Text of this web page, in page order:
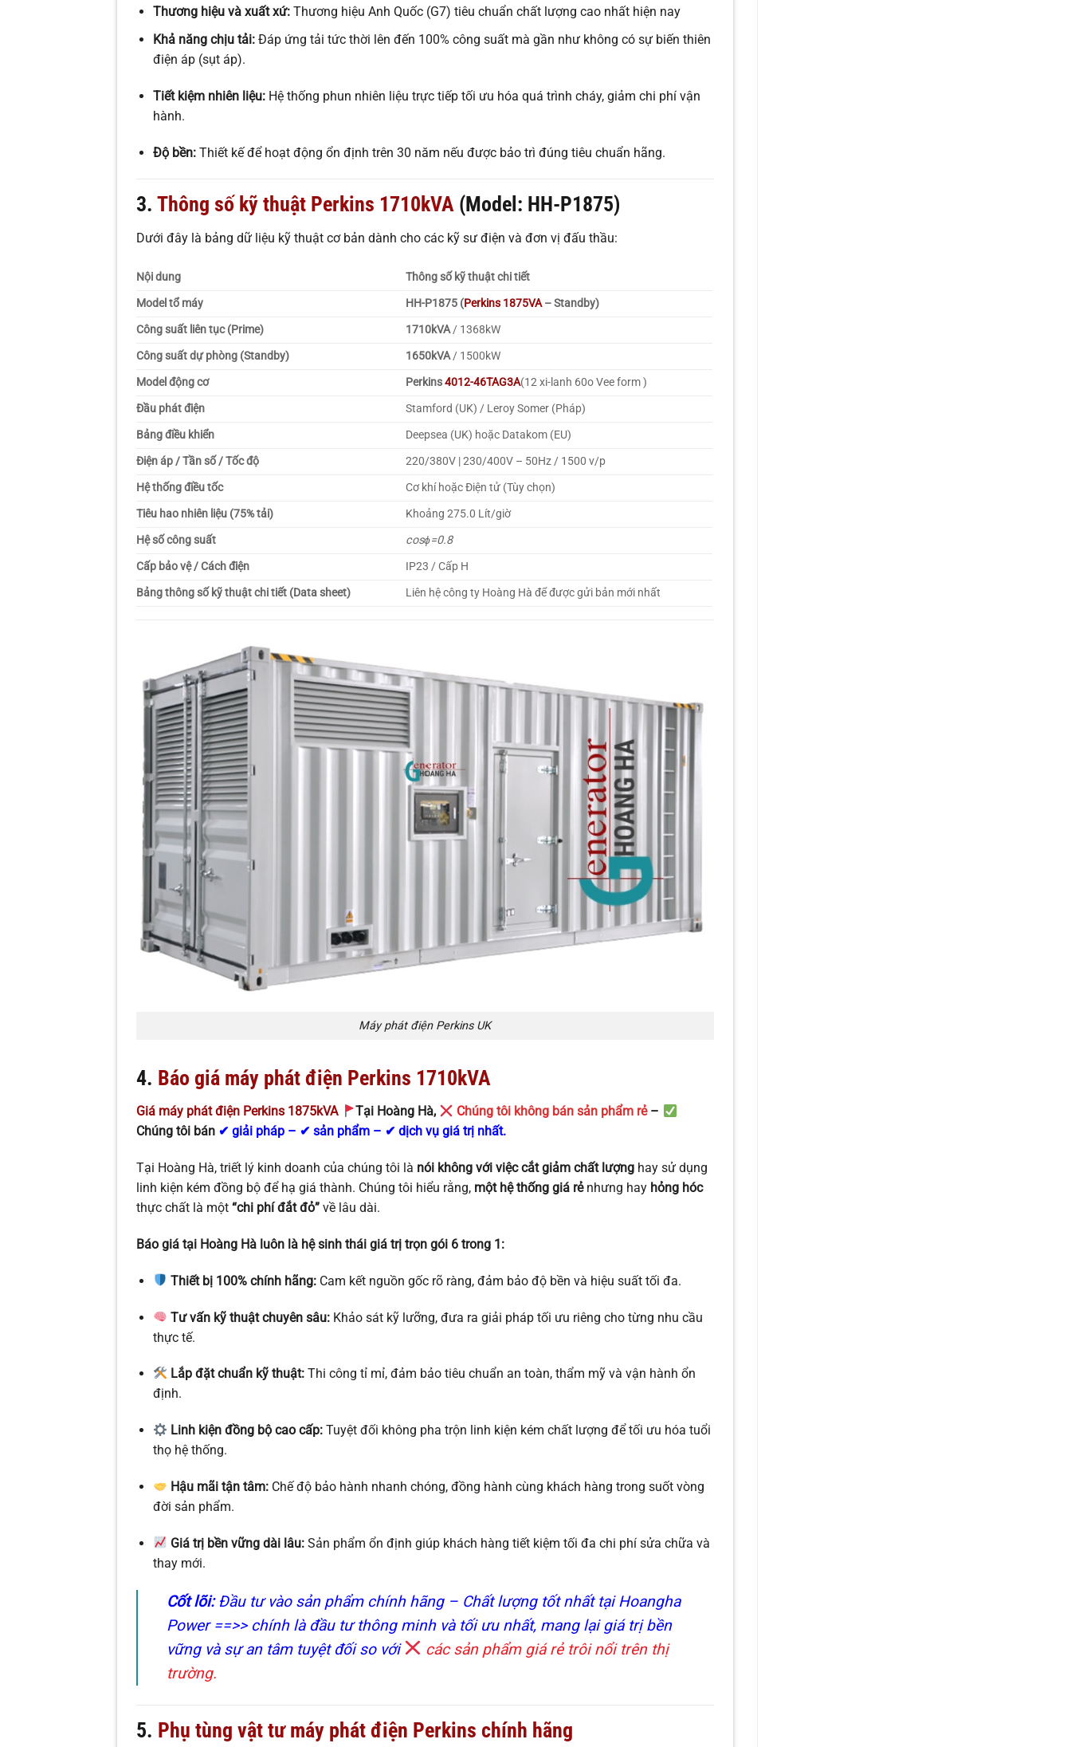
Thương hiệu và xuất xứ:Thương hiệu Anh Quốc (G7) tiêu chuẩn chất lượng cao nhất hiện nay
Khả năng chịu tải:Đáp ứng tải tức thời lên đến 100% công suất mà gần như không có sự biến thiên
điện áp (sụt áp).
Tiết kiệm nhiên liệu:Hệ thống phun nhiên liệu trực tiếp tối ưu hóa quá trình cháy, giảm chi phí vận
hành.
Độ bền:Thiết kế để hoạt động ổn định trên 30 năm nếu được bảo trì đúng tiêu chuẩn hãng.
3. Thông số kỹ thuật Perkins 1710kVA (Model: HH-P1875)
Dưới đây là bảng dữ liệu kỹ thuật cơ bản dành cho các kỹ sư điện và đơn vị đấu thầu:
Nội dung
Thông số kỹ thuật chi tiết
Model tổ máy
HH-P1875 (Perkins 1875VA– Standby)
Công suất liên tục (Prime)
1710kVA/ 1368kW
Công suất dự phòng (Standby)
1650kVA/ 1500kW
Model động cơ
Perkins4012-46TAG3A(12 xi-lanh 60o Vee form )
Đầu phát điện
Stamford (UK) / Leroy Somer (Pháp)
Bảng điều khiển
Deepsea (UK) hoặc Datakom (EU)
Điện áp / Tần số / Tốc độ
220/380V | 230/400V – 50Hz / 1500 v/p
Hệ thống điều tốc
Cơ khí hoặc Điện tử (Tùy chọn)
Tiêu hao nhiên liệu (75% tải)
Khoảng 275.0 Lít/giờ
Hệ số công suất
cosϕ=0.8
Cấp bảo vệ / Cách điện
IP23 / Cấp H
Bảng thông số kỹ thuật chi tiết (Data sheet)
Liên hệ công ty Hoàng Hà để được gửi bản mới nhất
Máy phát điện Perkins UK
4. Báo giá máy phát điện Perkins 1710kVA
Giá máy phát điện Perkins 1875kVA Tại Hoàng Hà, Chúng tôi không bán sản phẩm rẻ–
Chúng tôi bán ✔ giải pháp – ✔ sản phẩm – ✔ dịch vụ giá trị nhất.
Tại Hoàng Hà, triết lý kinh doanh của chúng tôi là nói không với việc cắt giảm chất lượng hay sử dụng
linh kiện kém đồng bộ để hạ giá thành. Chúng tôi hiểu rằng, một hệ thống giá rẻnhưng hay hỏng hóc
thực chất là một “chi phí đắt đỏ” về lâu dài.
Báo giá tại Hoàng Hà luôn là hệ sinh thái giá trị trọn gói 6 trong 1:
Thiết bị 100% chính hãng: Cam kết nguồn gốc rõ ràng, đảm bảo độ bền và hiệu suất tối đa.
Tư vấn kỹ thuật chuyên sâu: Khảo sát kỹ lưỡng, đưa ra giải pháp tối ưu riêng cho từng nhu cầu
thực tế.
Lắp đặt chuẩn kỹ thuật: Thi công tỉ mỉ, đảm bảo tiêu chuẩn an toàn, thẩm mỹ và vận hành ổn
định.
Linh kiện đồng bộ cao cấp: Tuyệt đối không pha trộn linh kiện kém chất lượng để tối ưu hóa tuổi
thọ hệ thống.
Hậu mãi tận tâm: Chế độ bảo hành nhanh chóng, đồng hành cùng khách hàng trong suốt vòng
đời sản phẩm.
Giá trị bền vững dài lâu: Sản phẩm ổn định giúp khách hàng tiết kiệm tối đa chi phí sửa chữa và
thay mới.
Cốt lõi:Đầu tư vào sản phẩm chính hãng – Chất lượng tốt nhất tại Hoangha
Power ==>> chính là đầu tư thông minh và tối ưu nhất, mang lại giá trị bền
vững và sự an tâm tuyệt đối so với
các sản phẩm giá rẻ trôi nổi trên thị
trường.
5. Phụ tùng vật tư máy phát điện Perkins chính hãng